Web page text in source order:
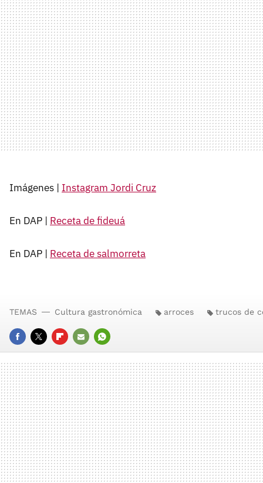
Imágenes | Instagram Jordi Cruz
En DAP | Receta de fideuá
En DAP | Receta de salmorreta
FACEBOOK
TWITTERFLIPBOARD
E-
MAIL
WHATSAPP
TEMAS Cultura gastronómica arroces trucos de